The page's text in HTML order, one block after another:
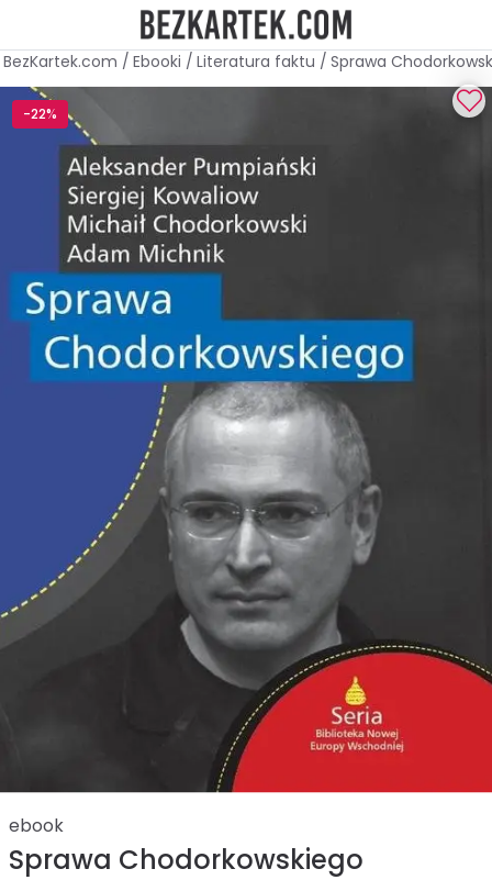
BezKartek.com / Ebooki / Literatura faktu / Sprawa
-22%
ebook
Sprawa Chodorkowskiego